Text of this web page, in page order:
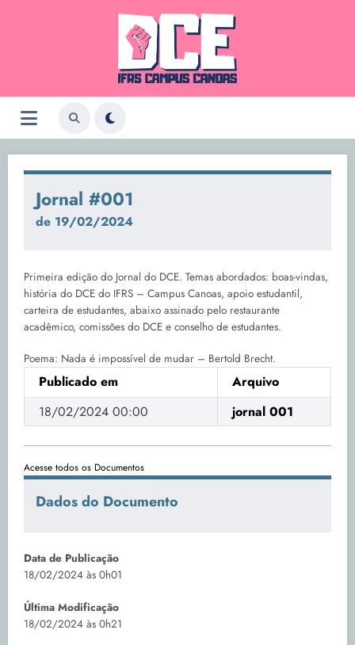
Jornal #001
de 19/02/2024
Primeira edição do Jornal do DCE. Temas abordados: boas-vindas,
história do DCE do IFRS – Campus Canoas, apoio estudantil,
carteira de estudantes, abaixo assinado pelo restaurante
acadêmico, comissões do DCE e conselho de estudantes.
Poema: Nada é impossível de mudar – Bertold Brecht.
Publicado em
Arquivo
18/02/2024 00:00
jornal 001
Acesse todos os Documentos
Dados do Documento
Data de Publicação
18/02/2024 às 0h01
Última Modificação
18/02/2024 às 0h21